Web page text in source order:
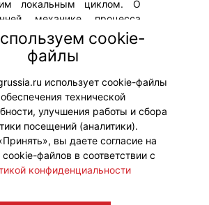
локальным циклом. О
механике процесса
со взрослыми брендами мы
с руководителем по
контентных брендов Плюс
Советниковой.
cookie-
файлы
использует cookie-файлы
технической
улучшения работы и сбора
посещений (аналитики).
вы даете согласие на
cookie-файлов в соответствии с
конфиденциальности